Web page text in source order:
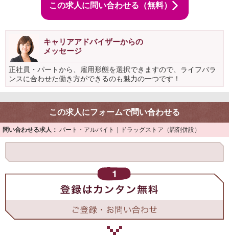
この求人に問い合わせる（無料）
キャリアアドバイザーからの
メッセージ
正社員・パートから、雇用形態を選択できますので、ライフバラ
ンスに合わせた働き方ができるのも魅力の一つです！
この求人にフォームで問い合わせる
問い合わせる求人： パート・アルバイト｜ドラッグストア（調剤併設）